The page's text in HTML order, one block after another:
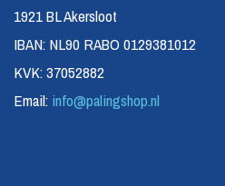
1921 BL Akersloot
IBAN: NL90 RABO 0129381012
KVK: 37052882
Email: info@palingshop.nl